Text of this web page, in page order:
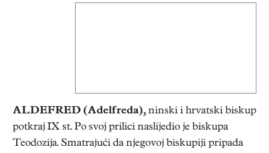
ALDEFRED (Adelfreda), ninski i hrvatski biskup
potkraj IX st. Po svoj prilici naslijedio je biskupa
Teodozija. Smatrajući da njegovoj biskupiji pripada